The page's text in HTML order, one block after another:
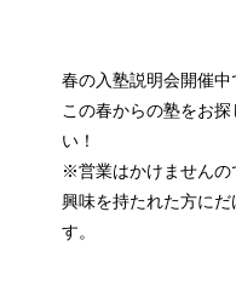
春の入塾説明会開催中
この春からの塾をお
い！
※営業はかけませんの
興味を持たれた方に
す。